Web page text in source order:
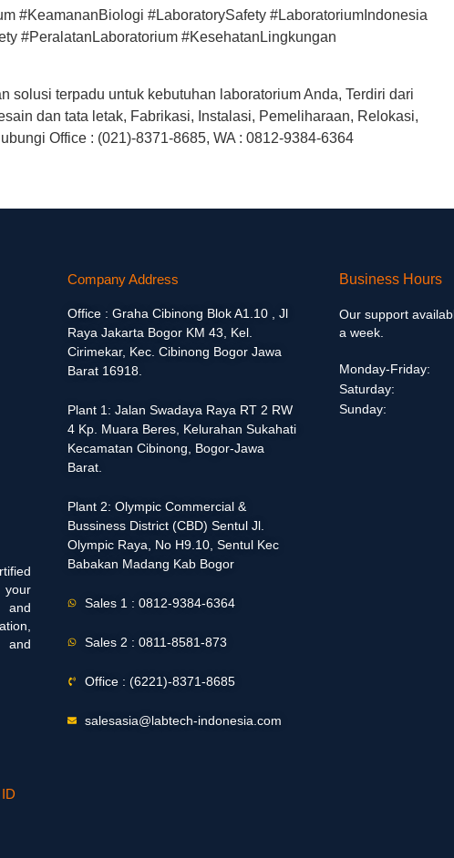
#KeamananBiologi #LaboratorySafety #LaboratoriumIndonesia
#PeralatanLaboratorium #KesehatanLingkungan
solusi terpadu untuk kebutuhan laboratorium Anda, Terdiri dari
dan tata letak, Fabrikasi, Instalasi, Pemeliharaan, Relokasi,
Office : (021)-8371-8685, WA : 0812-9384-6364
your
and
and
ID
Company Address
Office : Graha Cibinong Blok A1.10 , Jl
Raya Jakarta Bogor KM 43, Kel.
Cirimekar, Kec. Cibinong Bogor Jawa
Barat 16918.
Plant 1: Jalan Swadaya Raya RT 2 RW
4 Kp. Muara Beres, Kelurahan Sukahati
Kecamatan Cibinong, Bogor-Jawa
Barat.
Plant 2: Olympic Commercial &
Bussiness District (CBD) Sentul Jl.
Olympic Raya, No H9.10, Sentul Kec
Babakan Madang Kab Bogor
Sales 1 : 0812-9384-6364
Sales 2 : 0811-8581-873
Office : (6221)-8371-8685
salesasia@labtech-indonesia.com
Business Hours
Our support
a week.
Monday-Friday:
Saturday:
Sunday: